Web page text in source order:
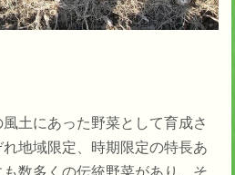
土にあった野菜として育成さ
地域限定、時期限定の特長あ
数多くの伝統野菜があり、そ